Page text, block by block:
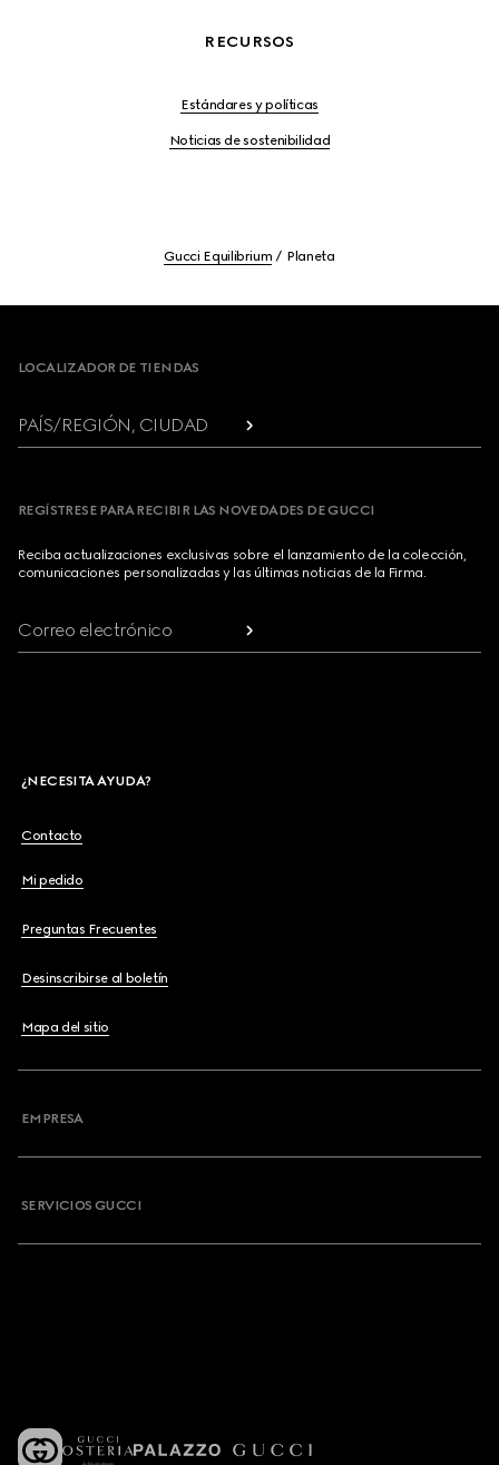
RECURSOS
Estándares y políticas
Noticias de sostenibilidad
Gucci Equilibrium Planeta
LOCALIZADOR DE TIENDAS
PAÍS/REGIÓN, CIUDAD
REGÍSTRESE PARA RECIBIR LAS NOVEDADES DE GUCCI
Reciba actualizaciones exclusivas sobre el lanzamiento de la colección,
comunicaciones personalizadas y las últimas noticias de la Firma.
Correo electrónico
¿NECESITA AYUDA?
Contacto
Mi pedido
Preguntas Frecuentes
Desinscribirse al boletín
Mapa del sitio
EMPRESA
SERVICIOS GUCCI